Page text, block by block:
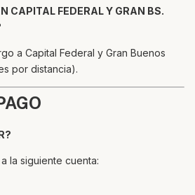
CAPITAL FEDERAL Y GRAN BS.
a Capital Federal y Gran Buenos
por distancia).
la siguiente cuenta: